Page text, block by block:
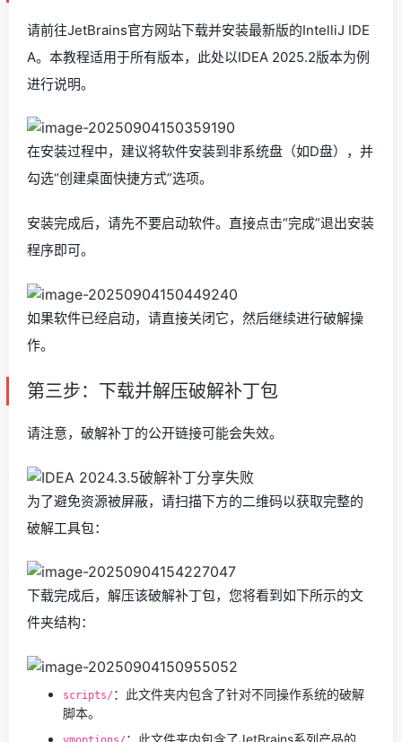
请前往JetBrains官方网站下载并安装最新版的IntelliJ IDE
A。本教程适用于所有版本，此处以IDEA 2025.2版本为例
进行说明。
在安装过程中，建议将软件安装到非系统盘（如D盘），并
勾选“创建桌面快捷方式”选项。
安装完成后，请先不要启动软件。直接点击“完成”退出安装
程序即可。
如果软件已经启动，请直接关闭它，然后继续进行破解操
作。
第三步：下载并解压破解补丁包
请注意，破解补丁的公开链接可能会失效。
为了避免资源被屏蔽，请扫描下方的二维码以获取完整的
破解工具包：
下载完成后，解压该破解补丁包，您将看到如下所示的文
件夹结构：
scripts/ ：此文件夹内包含了针对不同操作系统的破解
脚本。
：此文件夹内包含了JetBrains系列产品的